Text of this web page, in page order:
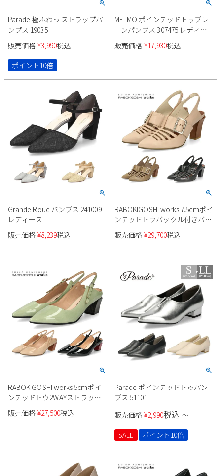
Parade 極ふわっ ストラップパ
ンプス 19035
販売価格 ¥3,990税込
ポイント10倍
MELMO ポインテッドトゥプレ
ーンパンプス 307475 レディー
ス
販売価格 ¥17,930税込
Grande Roue パンプス 241009
レディース
販売価格 ¥8,239税込
RABOKIGOSHI works 7.5cmポイ
ンテッドトウバックル付きバッ
販売価格 ¥29,700税込
RABOKIGOSHI works 5cmポイ
ンテッドトウ2WAYストラップ
販売価格 ¥27,500税込
Parade ポインテッドトゥパン
プス 51101
販売価格 ¥2,990税込 〜
SALE ポイント10倍